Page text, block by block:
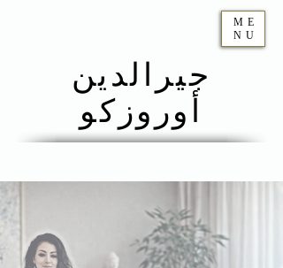
جيرالدين
أوروزكو
ME
NU